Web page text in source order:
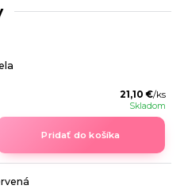
21,10 €/ks
Skladom
Pridať do košíka